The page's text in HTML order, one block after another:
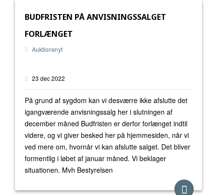
BUDFRISTEN PÅ ANVISNINGSSALGET
FORLÆNGET
Auktionsnyt
23 dec 2022
På grund af sygdom kan vi desværre ikke afslutte det
igangværende anvisningssalg her i slutningen af
december måned Budfristen er derfor forlænget indtil
videre, og vi giver besked her på hjemmesiden, når vi
ved mere om, hvornår vi kan afslutte salget. Det bliver
formentlig i løbet af januar måned. Vi beklager
situationen. Mvh Bestyrelsen